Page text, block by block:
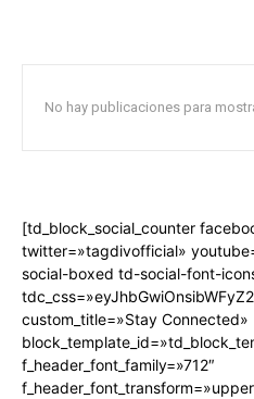
No hay publicaciones para
[td_block_social_counter
twitter=»tagdivofficial»
social-boxed td-social-font-
custom_title=»Stay Connected»
f_header_font_family=»712″